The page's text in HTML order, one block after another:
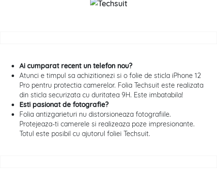
Ai cumparat recent un telefon nou?
Atunci e timpul sa achizitionezi si o folie de sticla iPhone 12
Pro pentru protectia camerelor. Folia Techsuit este realizata
din sticla securizata cu duritatea 9H. Este imbatabila!
Esti pasionat de fotografie?
Folia antizgarieturi nu distorsioneaza fotografiile.
Protejeaza-ti camerele si realizeaza poze impresionante.
Totul este posibil cu ajutorul foliei Techsuit.